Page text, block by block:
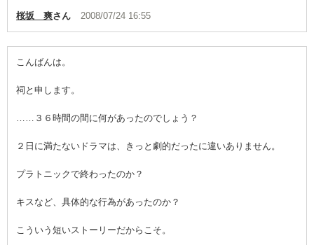
桜坂 爽さん 2008/07/24 16:55
こんばんは。
祠と申します。
……３６時間の間に何があったのでしょう？
２日に満たないドラマは、きっと劇的だったに違いありません。
プラトニックで終わったのか？
キスなど、具体的な行為があったのか？
こういう短いストーリーだからこそ。